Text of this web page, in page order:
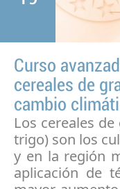
Curso
cereales de
cambio
Los cereales
trigo) son los
y en la región
aplicación de